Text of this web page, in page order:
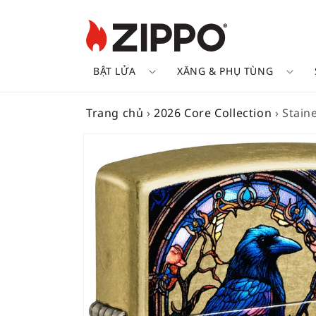
BẬT LỬA XĂNG & PHỤ TÙNG
Trang chủ ›2026 Core Collection ›
INFORMATION